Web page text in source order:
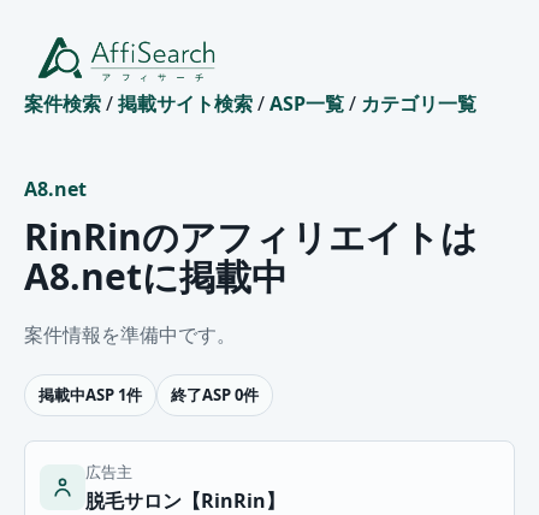
案件検索/掲載サイト検索/ASP一覧/ カテゴリ一覧
A8.net
RinRinのアフィリエイトは
A8.netに掲載中
案件情報を準備中です。
掲載中ASP 1件 終了ASP 0件
広告主
脱毛サロン【RinRin】